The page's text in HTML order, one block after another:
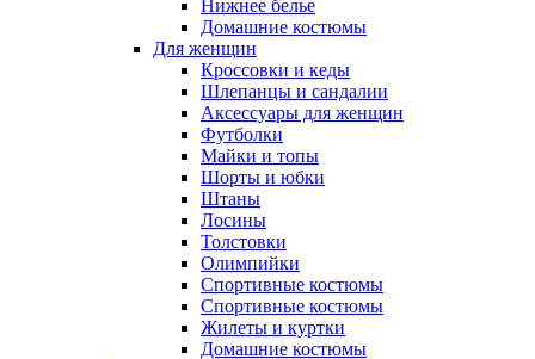
Нижнее белье
Домашние костюмы
Для женщин
Кроссовки и кеды
Шлепанцы и сандалии
Аксессуары для женщин
Футболки
Майки и топы
Шорты и юбки
Штаны
Лосины
Толстовки
Олимпийки
Спортивные костюмы
Спортивные костюмы
Жилеты и куртки
Домашние костюмы